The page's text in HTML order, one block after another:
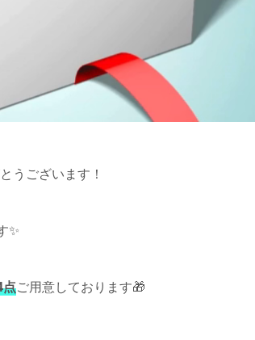
うございます！
✨
ご用意しております🎁